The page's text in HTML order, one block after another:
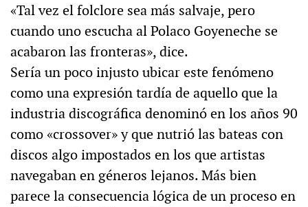
«Tal vez el folclore sea más salvaje, pero
cuando uno escucha al Polaco Goyeneche se
acabaron las fronteras», dice.
Sería un poco injusto ubicar este fenómeno
como una expresión tardía de aquello que la
industria discográfica denominó en los años 90
como «crossover» y que nutrió las bateas con
discos algo impostados en los que artistas
navegaban en géneros lejanos. Más bien
parece la consecuencia lógica de un proceso en